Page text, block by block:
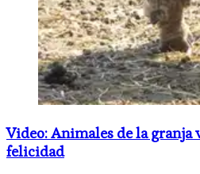
Video: Animales de la granja
felicidad